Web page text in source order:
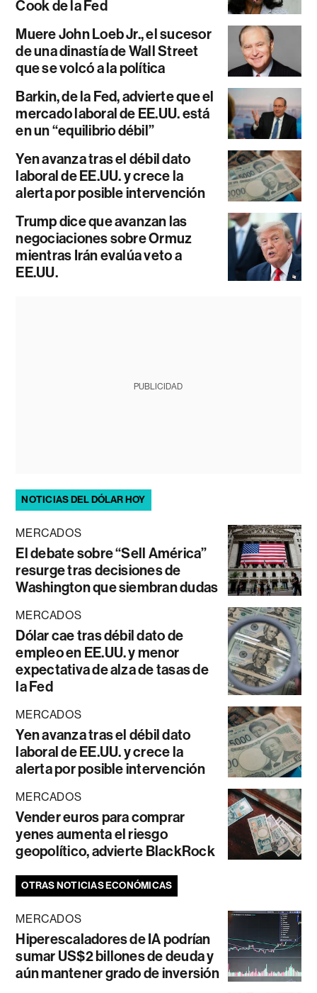
Cook de la Fed
Muere John Loeb Jr., el sucesor
de una dinastía de Wall Street
que se volcó a la política
Barkin, de la Fed, advierte que el
mercado laboral de EE.UU. está
en un “equilibrio débil”
Yen avanza tras el débil dato
laboral de EE.UU. y crece la
alerta por posible intervención
Trump dice que avanzan las
negociaciones sobre Ormuz
mientras Irán evalúa veto a
EE.UU.
PUBLICIDAD
NOTICIAS DEL DÓLAR HOY
MERCADOS
El debate sobre “Sell América”
resurge tras decisiones de
Washington que siembran dudas
MERCADOS
Dólar cae tras débil dato de
empleo en EE.UU. y menor
expectativa de alza de tasas de
la Fed
MERCADOS
Yen avanza tras el débil dato
laboral de EE.UU. y crece la
alerta por posible intervención
MERCADOS
Vender euros para comprar
yenes aumenta el riesgo
geopolítico, advierte BlackRock
OTRAS NOTICIAS ECONÓMICAS
MERCADOS
Hiperescaladores de IA podrían
sumar US$2 billones de deuda y
aún mantener grado de inversión